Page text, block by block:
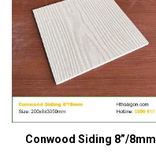
Conwood Siding 8”/8mm